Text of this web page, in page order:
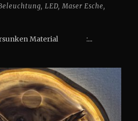
, LED, Maser Esche,
Material :...